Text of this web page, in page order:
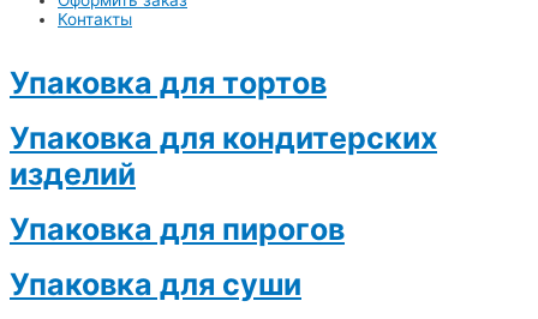
Контакты
Упаковка для тортов
Упаковка для кондитерских
изделий
Упаковка для пирогов
Упаковка для суши